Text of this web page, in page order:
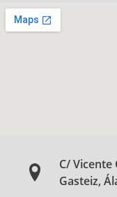
C/ Vicente
Gasteiz,